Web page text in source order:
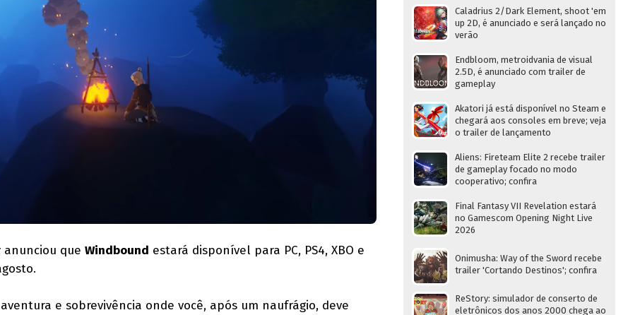
anunciou que Windbound estará disponível para PC, PS4, XBO e
e sobrevivência onde você, após um naufrágio, deve
Caladrius 2/Dark Element, shoot 'em
up 2D, é anunciado e será lançado no
verão
Endbloom, metroidvania de visual
2.5D, é anunciado com trailer de
gameplay
Akatori já está disponível no Steam e
chegará aos consoles em breve; veja
o trailer de lançamento
Aliens: Fireteam Elite 2 recebe trailer
de gameplay focado no modo
cooperativo; confira
Final Fantasy VII Revelation estará
no Gamescom Opening Night Live
2026
Onimusha: Way of the Sword recebe
trailer 'Cortando Destinos'; confira
ReStory: simulador de conserto de
eletrônicos dos anos 2000 chega ao